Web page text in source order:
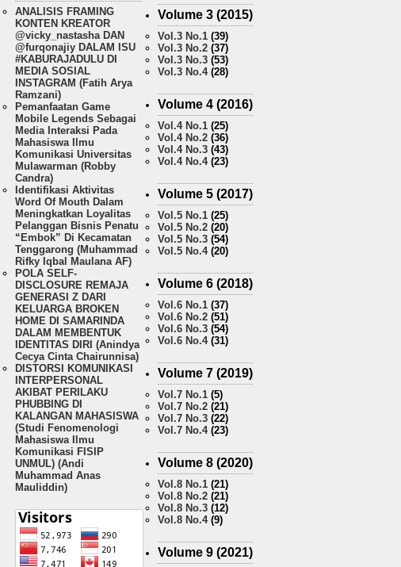
ANALISIS FRAMING
KONTEN KREATOR
@vicky_nastasha DAN
@furqonajiy DALAM ISU
#KABURAJADULU DI
MEDIA SOSIAL
INSTAGRAM (Fatih Arya
Ramzani)
Pemanfaatan Game
Mobile Legends Sebagai
Media Interaksi Pada
Mahasiswa Ilmu
Komunikasi Universitas
Mulawarman (Robby
Candra)
Identifikasi Aktivitas
Word Of Mouth Dalam
Meningkatkan Loyalitas
Pelanggan Bisnis Penatu
“Embok” Di Kecamatan
Tenggarong (Muhammad
Rifky Iqbal Maulana AF)
POLA SELF-
DISCLOSURE REMAJA
GENERASI Z DARI
KELUARGA BROKEN
HOME DI SAMARINDA
DALAM MEMBENTUK
IDENTITAS DIRI (Anindya
Cecya Cinta Chairunnisa)
DISTORSI KOMUNIKASI
INTERPERSONAL
AKIBAT PERILAKU
PHUBBING DI
KALANGAN MAHASISWA
(Studi Fenomenologi
Mahasiswa Ilmu
Komunikasi FISIP
UNMUL) (Andi
Muhammad Anas
Mauliddin)
Volume 3 (2015)
Vol.3 No.1 (39)
Vol.3 No.2 (37)
Vol.3 No.3 (53)
Vol.3 No.4(28)
Volume 4 (2016)
Vol.4 No.1 (25)
Vol.4 No.2 (36)
Vol.4 No.3 (43)
Vol.4 No.4(23)
Volume 5 (2017)
Vol.5 No.1 (25)
Vol.5 No.2 (20)
Vol.5 No.3 (54)
Vol.5 No.4(20)
Volume 6 (2018)
Vol.6 No.1 (37)
Vol.6 No.2 (51)
Vol.6 No.3 (54)
Vol.6 No.4(31)
Volume 7 (2019)
Vol.7 No.1 (5)
Vol.7 No.2 (21)
Vol.7 No.3 (22)
Vol.7 No.4(23)
Volume 8 (2020)
Vol.8 No.1 (21)
Vol.8 No.2 (21)
Vol.8 No.3 (12)
Vol.8 No.4(9)
Volume 9 (2021)